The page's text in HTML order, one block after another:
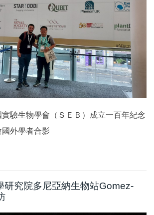
驗生物學會（ＳＥＢ）成立一百年紀念
外學者合影
研究院多尼亞納生物站Gomez-